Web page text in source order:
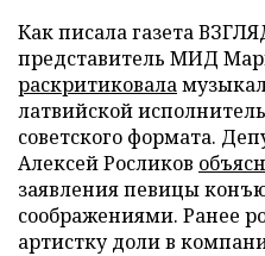
Как писала газета
представитель МИД
раскритиковала
латвийской
советского формата.
Алексей Росликов
заявления певицы
соображениями. Ранее
артистку доли в